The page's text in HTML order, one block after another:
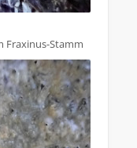
Fraxinus-Stamm